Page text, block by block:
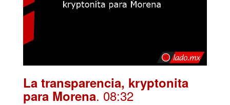
La transparencia, kryptonita
para Morena. 08:32